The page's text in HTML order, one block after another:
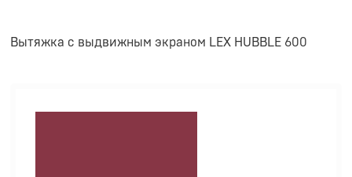
Вытяжка с выдвижным экраном LEX HUBBLE 600